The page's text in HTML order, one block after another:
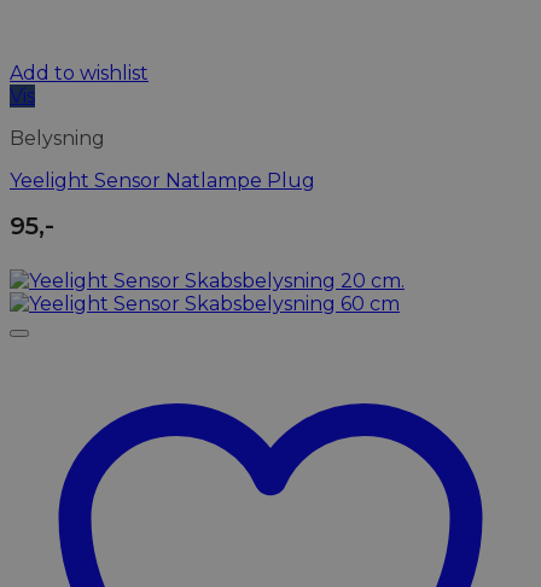
Add to wishlist
Vis
Belysning
Yeelight Sensor Natlampe Plug
95,-